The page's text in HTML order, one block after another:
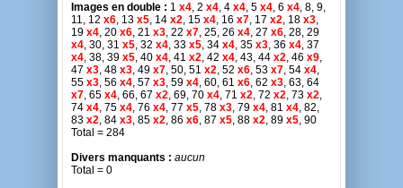
Images en double : 1 x4, 2 x4, 4 x4, 5 x4, 6 x4, 8, 9,
11, 12 x6, 13 x5, 14 x2, 15 x4, 16 x7, 17 x2, 18 x3,
19 x4, 20 x6, 21 x3, 22 x7, 25, 26 x4, 27 x6, 28, 29
x4, 30, 31 x5, 32 x4, 33 x5, 34 x4, 35 x3, 36 x4, 37
x4, 38, 39 x5, 40 x4, 41 x2, 42 x4, 43, 44 x2, 46 x9,
47 x3, 48 x3, 49 x7, 50, 51 x2, 52 x6, 53 x7, 54 x4,
55 x3, 56 x4, 57 x3, 59 x4, 60, 61 x6, 62 x3, 63, 64
x7, 65 x4, 66, 67 x2, 69, 70 x4, 71 x2, 72 x2, 73 x2,
74 x4, 75 x4, 76 x4, 77 x5, 78 x3, 79 x4, 81 x4, 82,
83 x2, 84 x3, 85 x2, 86 x6, 87 x5, 88 x2, 89 x5, 90
Total = 284
Divers manquants : aucun
Total = 0